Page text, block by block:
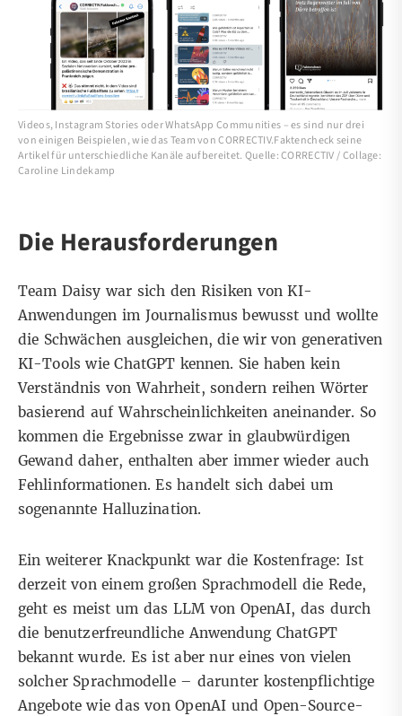
Videos, Instagram Stories oder WhatsApp Communities – es sind nur drei
von einigen Beispielen, wie das Team von CORRECTIV.Faktencheck seine
Artikel für unterschiedliche Kanäle aufbereitet. Quelle: CORRECTIV / Collage:
Caroline Lindekamp
Die Herausforderungen
Team Daisy war sich den Risiken von KI-
Anwendungen im Journalismus bewusst und wollte
die Schwächen ausgleichen, die wir von generativen
KI-Tools wie ChatGPT kennen. Sie haben kein
Verständnis von Wahrheit, sondern reihen Wörter
basierend auf Wahrscheinlichkeiten aneinander. So
kommen die Ergebnisse zwar in glaubwürdigen
Gewand daher, enthalten aber immer wieder auch
Fehlinformationen. Es handelt sich dabei um
sogenannte Halluzination.
Ein weiterer Knackpunkt war die Kostenfrage: Ist
derzeit von einem großen Sprachmodell die Rede,
geht es meist um das LLM von OpenAI, das durch
die benutzerfreundliche Anwendung ChatGPT
bekannt wurde. Es ist aber nur eines von vielen
solcher Sprachmodelle – darunter kostenpflichtige
Angebote wie das von OpenAI und Open-Source-